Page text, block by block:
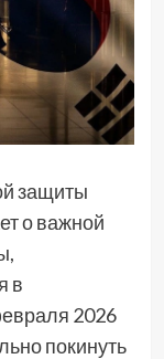
защиты
о важной
в
2026
покинуть